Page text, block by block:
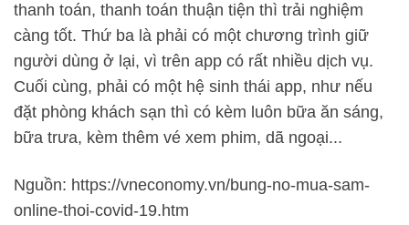
thanh toán, thanh toán thuận tiện thì trải nghiệm
càng tốt. Thứ ba là phải có một chương trình giữ
người dùng ở lại, vì trên app có rất nhiều dịch vụ.
Cuối cùng, phải có một hệ sinh thái app, như nếu
đặt phòng khách sạn thì có kèm luôn bữa ăn sáng,
bữa trưa, kèm thêm vé xem phim, dã ngoại...
Nguồn: https://vneconomy.vn/bung-no-mua-sam-
online-thoi-covid-19.htm